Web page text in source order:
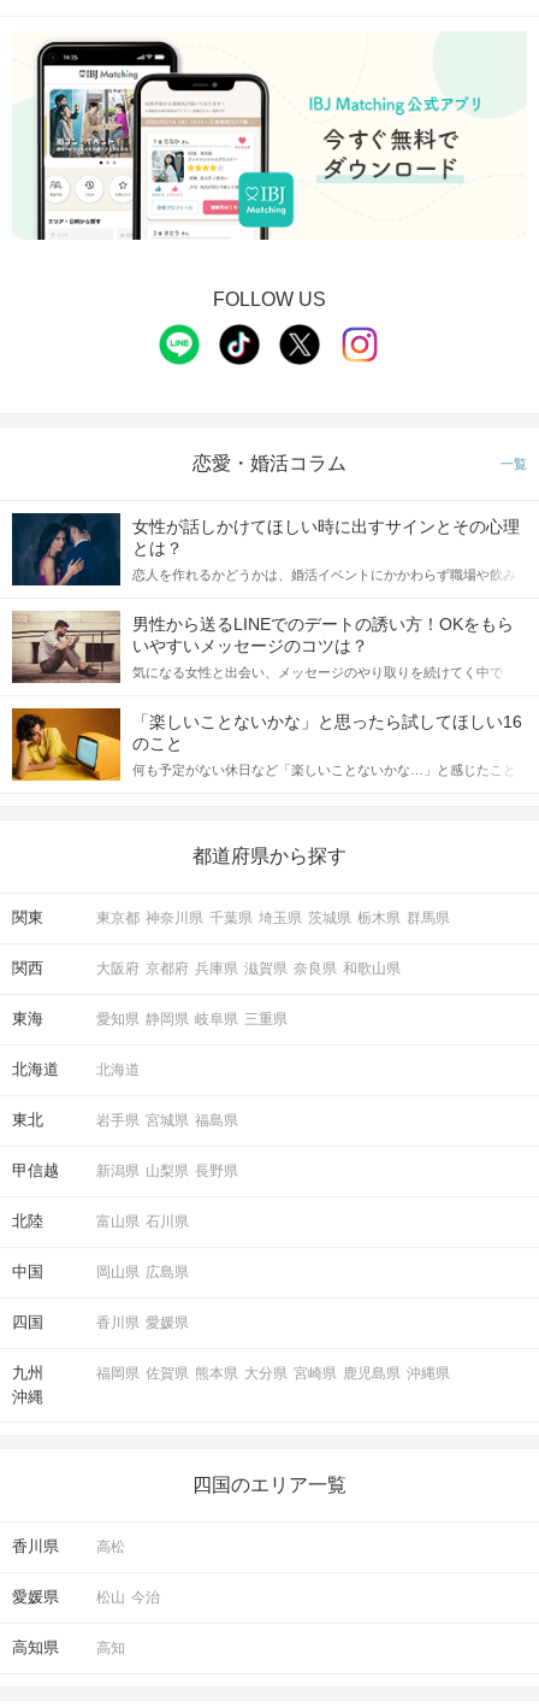
FOLLOW US
恋愛・婚活コラム 一覧
女性が話しかけてほしい時に出すサインとその心理
とは？
恋人を作れるかどうかは、婚活イベントにかかわらず職場や飲み
てアプローチできるかにも左右されます。 これから恋人作りを本
格的に始めようとしている方は、女性が異性を求めて出すサイン
をしっかりと理解し、正しい行動に移せるかどうかが重要。 この
記事では、女性が話しかけて欲しい時に出すサインとその心理を
合にどのような行動に繋げるべきかをご紹介していきます。
男性から送るLINEでのデートの誘い方！OKをもら
いやすいメッセージのコツは？
気になる女性と出会い、メッセージのやり取りを続けてく中で
しかし、中には「どう誘ったらいいの？」とお困りの男性もいら
っしゃるのではないでしょうか。 そこで今回は、男性から女性へ
送るLINEでのデートの誘い方のコツをご紹介します。例文も混じ
えながら解説するので、ぜひ参考にしてください。
「楽しいことないかな」と思ったら試してほしい16
のこと
何も予定がない休日など「楽しいことないかな…」と感じたこと
の楽しいことアイデアを集めました♪ いままさに楽しいことを探し
都道府県から探す
関東 東京都 神奈川県 千葉県 埼玉県 茨城県 栃木県 群馬県
関西 大阪府 京都府 兵庫県 滋賀県 奈良県 和歌山県
東海 愛知県 静岡県 岐阜県 三重県
北海道 北海道
東北 岩手県 宮城県 福島県
甲信越 新潟県 山梨県 長野県
北陸 富山県 石川県
中国 岡山県 広島県
四国 香川県 愛媛県
九州
沖縄
福岡県 佐賀県 熊本県 大分県 宮崎県 鹿児島県 沖縄県
四国のエリア一覧
香川県 高松
愛媛県 松山 今治
高知県 高知